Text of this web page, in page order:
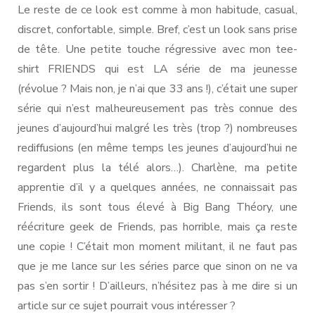
Le reste de ce look est comme à mon habitude, casual,
discret, confortable, simple. Bref, c’est un look sans prise
de tête. Une petite touche régressive avec mon tee-
shirt FRIENDS qui est LA série de ma jeunesse
(révolue ? Mais non, je n’ai que 33 ans !), c’était une super
série qui n’est malheureusement pas très connue des
jeunes d’aujourd’hui malgré les très (trop ?) nombreuses
rediffusions (en même temps les jeunes d’aujourd’hui ne
regardent plus la télé alors…). Charlène, ma petite
apprentie d’il y a quelques années, ne connaissait pas
Friends, ils sont tous élevé à Big Bang Théory, une
réécriture geek de Friends, pas horrible, mais ça reste
une copie ! C’était mon moment militant, il ne faut pas
que je me lance sur les séries parce que sinon on ne va
pas s’en sortir ! D’ailleurs, n’hésitez pas à me dire si un
article sur ce sujet pourrait vous intéresser ?